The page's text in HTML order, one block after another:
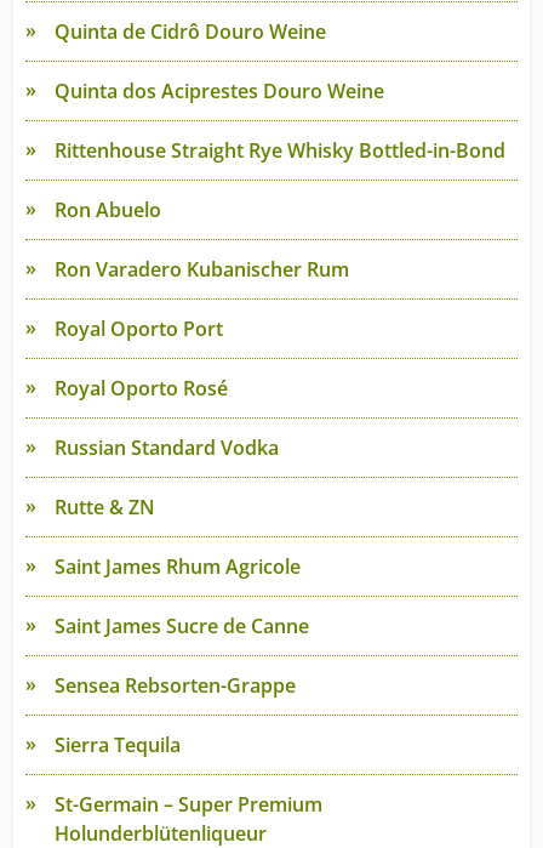
Quinta de Cidrô Douro Weine
Quinta dos Aciprestes Douro Weine
Rittenhouse Straight Rye Whisky Bottled-in-Bond
Ron Abuelo
Ron Varadero Kubanischer Rum
Royal Oporto Port
Royal Oporto Rosé
Russian Standard Vodka
Rutte & ZN
Saint James Rhum Agricole
Saint James Sucre de Canne
Sensea Rebsorten-Grappe
Sierra Tequila
St-Germain – Super Premium
Holunderblütenliqueur